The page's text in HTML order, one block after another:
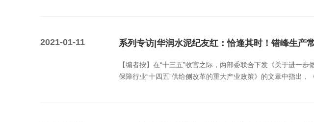
2021-01-11 系列专访|华润水泥纪友红：恰逢其时！错峰生产
【编者按】在“十三五”收官之际，两部委联合下发《关于进一
保障行业“十四五”供给侧改革的重大产业政策》的文章中指出，